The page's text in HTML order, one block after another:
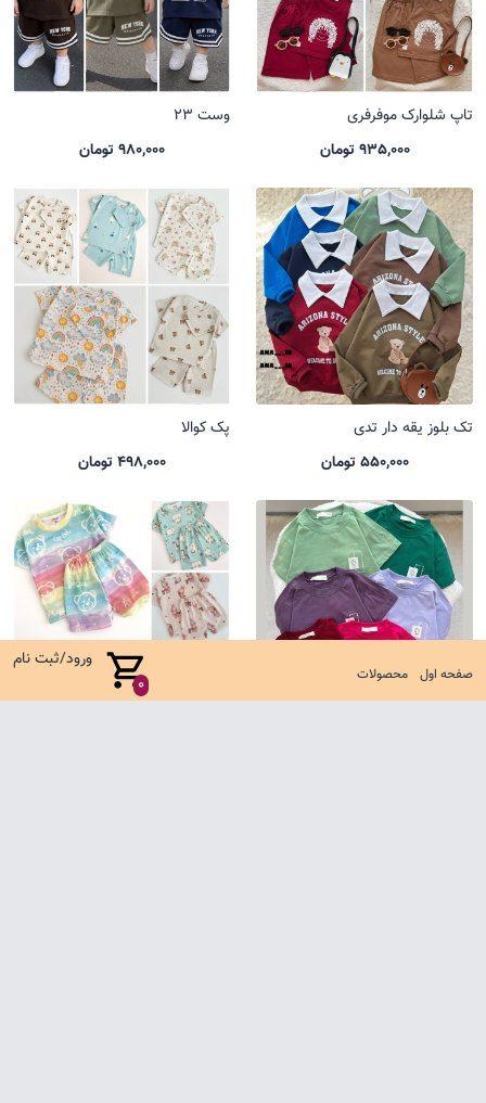
صفحه اول محصولات 0
ورود/ثبت نام
تاپ شلوارک موفرفری
935,000 تومان
وست 23
980,000 تومان
تک بلوز یقه دار تدی
550,000 تومان
پک کوالا
498,000 تومان